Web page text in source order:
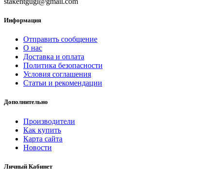
Информация
Отправить сообщение
О нас
Доставка и оплата
Политика безопасности
Условия соглашения
Статьи и рекомендации
Дополнительно
Производители
Как купить
Карта сайта
Новости
Личный Кабинет